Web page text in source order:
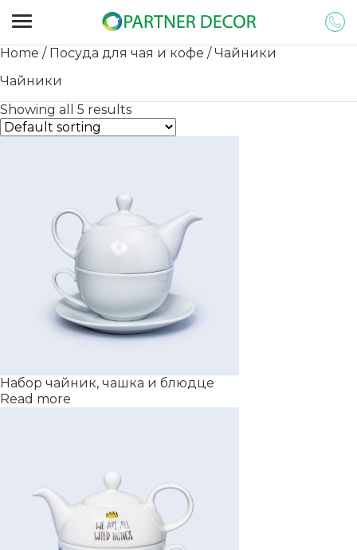
Home / Посуда для чая и кофе / Чайники
Чайники
Showing all 5 results
Набор чайник, чашка и блюдце
Read more